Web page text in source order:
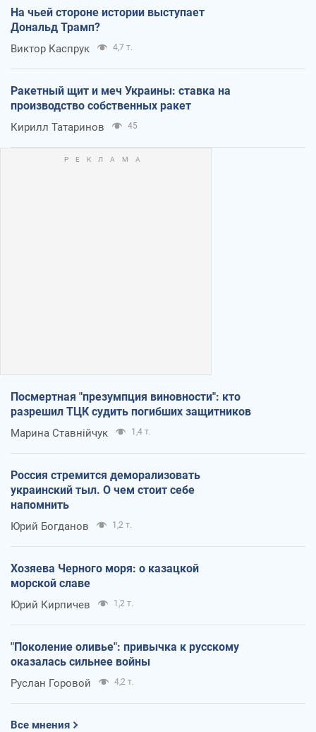
На чьей стороне истории выступает
Дональд Трамп?
Виктор Каспрук 4,7 т.
Ракетный щит и меч Украины: ставка на
производство собственных ракет
Кирилл Татаринов 45
Посмертная "презумпция виновности": кто
разрешил ТЦК судить погибших защитников
Марина Ставнійчук 1,4 т.
Россия стремится деморализовать
украинский тыл. О чем стоит себе
напомнить
Юрий Богданов 1,2 т.
Хозяева Черного моря: о казацкой
морской славе
Юрий Кирпичев 1,2 т.
"Поколение оливье": привычка к русскому
оказалась сильнее войны
Руслан Горовой 4,2 т.
Все мнения